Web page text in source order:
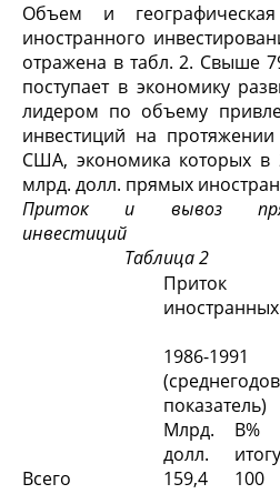
Объем и
иностранного
отражена в табл. 2. Свыше
поступает в экономику
лидером по объему
инвестиций на
США, экономика которых в
млрд. долл. прямых
Приток и вывоз
Таблица 2
1986-1991
показатель)
Млрд.
долл.
В%
итогу
Всего
159,4 100